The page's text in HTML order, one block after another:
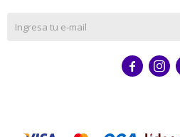
 